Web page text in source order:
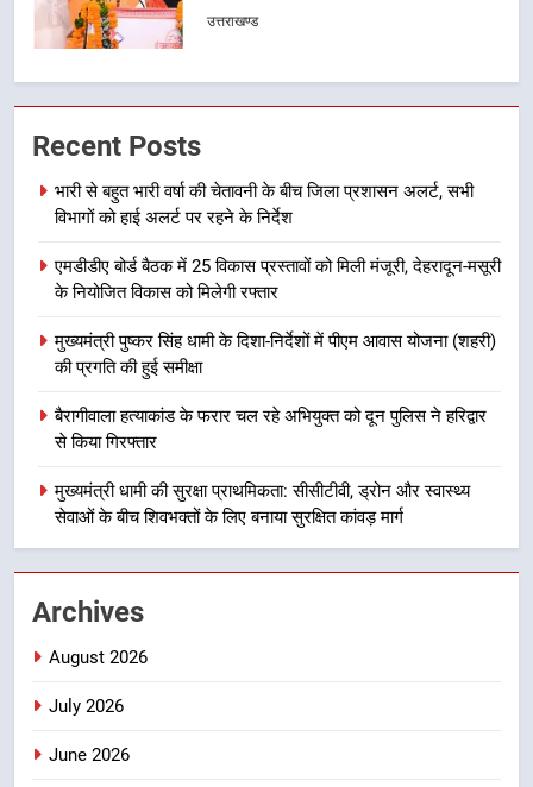
बीच शिवभक्तों के लिए बनाया सुरक्षित
उत्तराखण्ड
6
उत्तराखण्ड
सड़क सुरक्षा पर डीएम का सख्त एक्शन,
ब्लैक स्पॉट होंगे सुरक्षित, हर माह होगी
प्रगति समीक्षा
उत्तराखण्ड
महाराज की राजस्थान के मुख्यमंत्री से
गतिविधियों के विस्तार पर हुई चर्चा
उत्तराखण्ड
2
Recent Posts
भारी से बहुत भारी वर्षा की चेतावनी के बीच जिला प्रशासन अलर्ट, सभी
विभागों को हाई अलर्ट पर रहने के निर्देश
एमडीडीए बोर्ड बैठक में 25 विकास प्रस्तावों को मिली मंजूरी, देहरादून-मसूरी
के नियोजित विकास को मिलेगी रफ्तार
मुख्यमंत्री पुष्कर सिंह धामी के दिशा-निर्देशों में पीएम आवास योजना (शहरी)
की प्रगति की हुई समीक्षा
बैरागीवाला हत्याकांड के फरार चल रहे अभियुक्त को दून पुलिस ने हरिद्वार
से किया गिरफ्तार
मुख्यमंत्री धामी की सुरक्षा प्राथमिकता: सीसीटीवी, ड्रोन और स्वास्थ्य
सेवाओं के बीच शिवभक्तों के लिए बनाया सुरक्षित कांवड़ मार्ग
Archives
August 2026
July 2026
June 2026